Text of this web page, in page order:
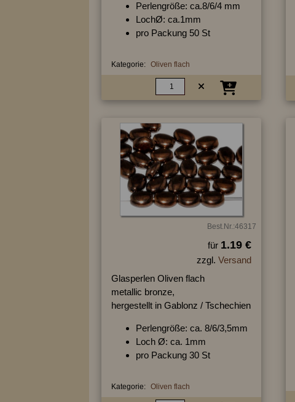
Perlengröße: ca.8/6/4 mm
LochØ: ca.1mm
pro Packung 50 St
Kategorie: Oliven flach
Best.Nr.:46317
für 1.19 €
zzgl. Versand
Glasperlen Oliven flach
metallic bronze,
hergestellt in Gablonz / Tschechien
Perlengröße: ca. 8/6/3,5mm
Loch Ø: ca. 1mm
pro Packung 30 St
Kategorie: Oliven flach